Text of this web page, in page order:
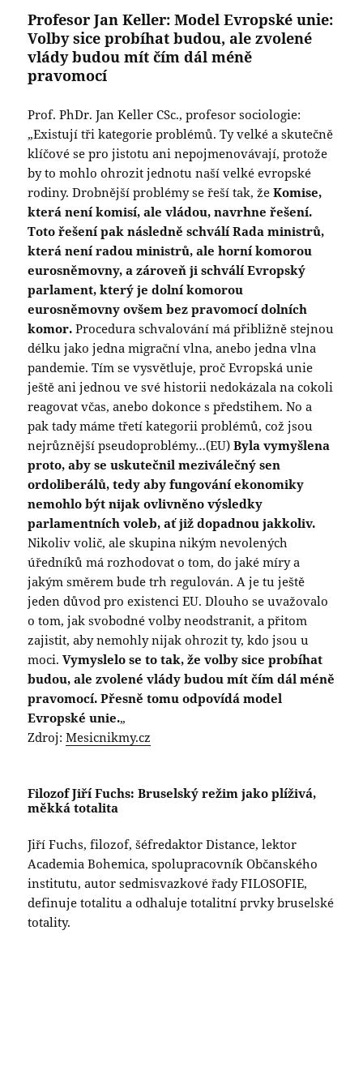
Profesor Jan Keller:Model Evropské unie:
Volby sice probíhat budou, ale zvolené
vlády budou mít čím dál méně
pravomocí
Prof. PhDr. Jan Keller CSc., profesor sociologie:
„Existují tři kategorie problémů. Ty velké a skutečně
klíčové se pro jistotu ani nepojmenovávají, protože
by to mohlo ohrozit jednotu naší velké evropské
rodiny. Drobnější problémy se řeší tak, žeKomise,
která není komisí, ale vládou, navrhne řešení.
Toto řešení pak následně schválí Rada ministrů,
která není radou ministrů, ale horní komorou
eurosněmovny, a zároveň ji schválí Evropský
parlament, který je dolní komorou
eurosněmovny ovšem bez pravomocí dolních
komor.Procedura schvalování má přibližně stejnou
délku jako jedna migrační vlna, anebo jedna vlna
pandemie. Tím se vysvětluje, proč Evropská unie
ještě ani jednou ve své historii nedokázala na cokoli
reagovat včas, anebo dokonce s předstihem. No a
pak tady máme třetí kategorii problémů, což jsou
nejrůznější pseudoproblémy…(EU)Byla vymyšlena
proto, aby se uskutečnil meziválečný sen
ordoliberálů, tedy aby fungování ekonomiky
nemohlo být nijak ovlivněno výsledky
parlamentních voleb, ať již dopadnou jakkoliv.
Nikoliv volič, ale skupina nikým nevolených
úředníků má rozhodovat o tom, do jaké míry a
jakým směrem bude trh regulován. A je tu ještě
jeden důvod pro existenci EU. Dlouho se uvažovalo
o tom, jak svobodné volby neodstranit, a přitom
zajistit, aby nemohly nijak ohrozit ty, kdo jsou u
moci.Vymyslelo se to tak, že volby sice probíhat
budou, ale zvolené vlády budou mít čím dál méně
pravomocí. Přesně tomu odpovídá model
Evropské unie.„
Zdroj:Mesicnikmy.cz
Filozof Jiří Fuchs: Bruselský režim jako plíživá,
měkká totalita
Jiří Fuchs, filozof, šéfredaktor Distance, lektor
Academia Bohemica, spolupracovník Občanského
institutu, autor sedmisvazkové řady FILOSOFIE,
definuje totalitu a odhaluje totalitní prvky bruselské
totality.